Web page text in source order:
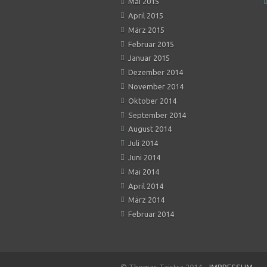
April 2015
März 2015
Februar 2015
Januar 2015
Dezember 2014
November 2014
Oktober 2014
September 2014
August 2014
Juli 2014
Juni 2014
Mai 2014
April 2014
März 2014
Februar 2014